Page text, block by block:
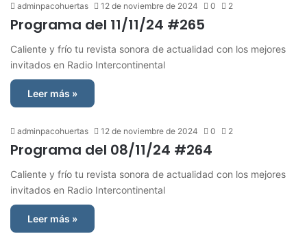
adminpacohuertas 12 de noviembre de 2024 0 2
Programa del 11/11/24 #265
Caliente y frío tu revista sonora de actualidad con los mejores
invitados en Radio Intercontinental
Leer más »
adminpacohuertas 12 de noviembre de 2024 0 2
Programa del 08/11/24 #264
Caliente y frío tu revista sonora de actualidad con los mejores
invitados en Radio Intercontinental
Leer más »